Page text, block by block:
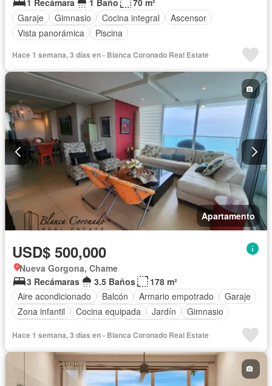
1 Recámara
1 Baño
70 m²
Garaje
Gimnasio Cocina integral
Ascensor
Vista panorámica
Piscina
Hace 1 semana, 3 días en - Blanca Coronado Real Estate
Apartamento
USD$ 500,000
Nueva Gorgona, Chame
3 Recámaras
3.5 Baños
178 m²
Aire acondicionado
Balcón Armario empotrado
Garaje
Zona infantil
Cocina equipada Jardín
Gimnasio
Vista panorámica
Sauna Seguridad
Cuarto de servicio
Cancha de tenis Patio
Hace 1 semana, 3 días en - Blanca Coronado Real Estate